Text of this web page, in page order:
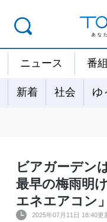
ニュース 番
新着 社会 ゆ
ビアガーデン
最早の梅雨明
エネエアコン
2025年07月11日 18:40更